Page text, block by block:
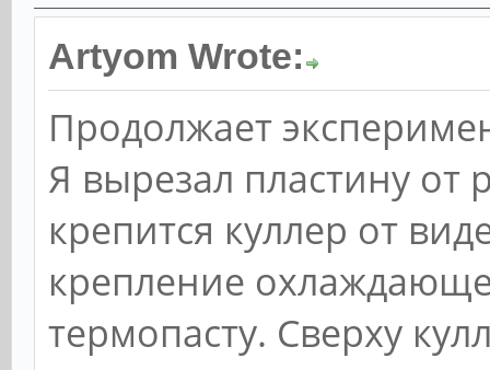
Artyom Wrote:
Продолжает
Я вырезал пластину от
крепится куллер от
крепление
термопасту. Сверху